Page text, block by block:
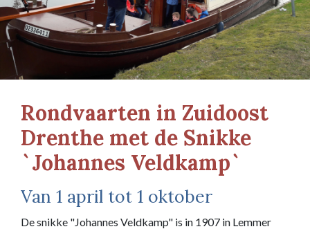
Rondvaarten in Zuidoost
Drenthe met de Snikke
`Johannes Veldkamp`
Van 1 april tot 1 oktober
De snikke "Johannes Veldkamp" is in 1907 in Lemmer